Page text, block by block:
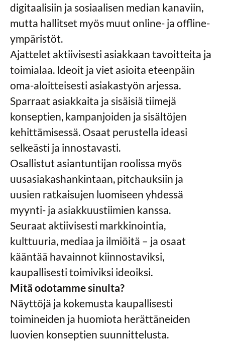
digitaalisiin ja sosiaalisen median kanaviin,
mutta hallitset myös muut online- ja offline-
ympäristöt.
Ajattelet aktiivisesti asiakkaan tavoitteita ja
toimialaa. Ideoit ja viet asioita eteenpäin
oma-aloitteisesti asiakastyön arjessa.
Sparraat asiakkaita ja sisäisiä tiimejä
konseptien, kampanjoiden ja sisältöjen
kehittämisessä. Osaat perustella ideasi
selkeästi ja innostavasti.
Osallistut asiantuntijan roolissa myös
uusasiakashankintaan, pitchauksiin ja
uusien ratkaisujen luomiseen yhdessä
myynti- ja asiakkuustiimien kanssa.
Seuraat aktiivisesti markkinointia,
kulttuuria, mediaa ja ilmiöitä – ja osaat
kääntää havainnot kiinnostaviksi,
kaupallisesti toimiviksi ideoiksi.
Mitä odotamme sinulta?
Näyttöjä ja kokemusta kaupallisesti
toimineiden ja huomiota herättäneiden
luovien konseptien suunnittelusta.